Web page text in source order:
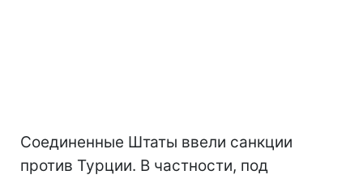
Соединенные Штаты ввели санкции
против Турции. В частности, под